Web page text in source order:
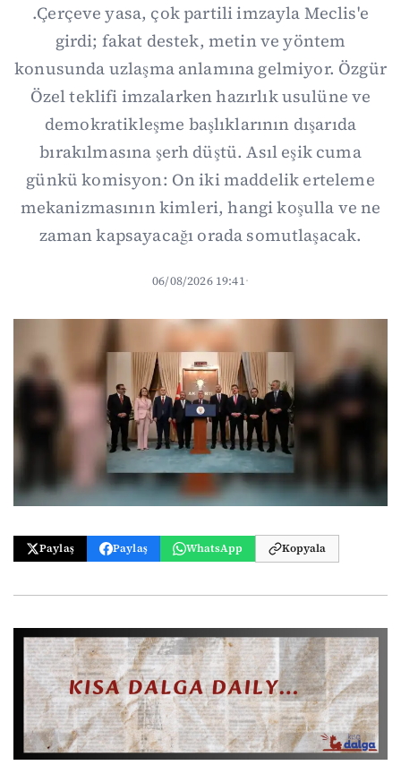
.Çerçeve yasa, çok partili imzayla Meclis'e
girdi; fakat destek, metin ve yöntem
konusunda uzlaşma anlamına gelmiyor. Özgür
Özel teklifi imzalarken hazırlık usulüne ve
demokratikleşme başlıklarının dışarıda
bırakılmasına şerh düştü. Asıl eşik cuma
günkü komisyon: On iki maddelik erteleme
mekanizmasının kimleri, hangi koşulla ve ne
zaman kapsayacağı orada somutlaşacak.
06/08/2026 19:41·
Paylaş Paylaş WhatsApp Kopyala